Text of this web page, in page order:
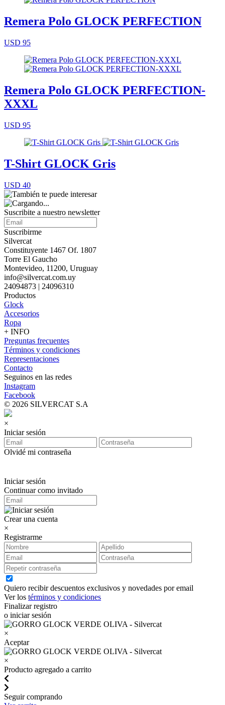
Remera Polo GLOCK PERFECTION
USD 95
Remera Polo GLOCK PERFECTION-
XXXL
USD 95
T-Shirt GLOCK Gris
USD 40
Suscribite a nuestro newsletter
Suscribirme
Silvercat
Constituyente 1467 Of. 1807
Torre El Gaucho
Montevideo, 11200, Uruguay
info@silvercat.com.uy
24094873 | 24096310
Productos
Glock
Accesorios
Ropa
+ INFO
Preguntas frecuentes
Términos y condiciones
Representaciones
Contacto
Seguinos en las redes
Instagram
Facebook
© 2026 SILVERCAT S.A
×
Iniciar sesión
Olvidé mi contraseña
Iniciar sesión
Continuar como invitado
Crear una cuenta
×
Registrarme
Quiero recibir descuentos exclusivos y novedades por email
Ver los términos y condiciones
Finalizar registro
o iniciar sesión
×
Aceptar
×
Producto agregado a carrito
Seguir comprando